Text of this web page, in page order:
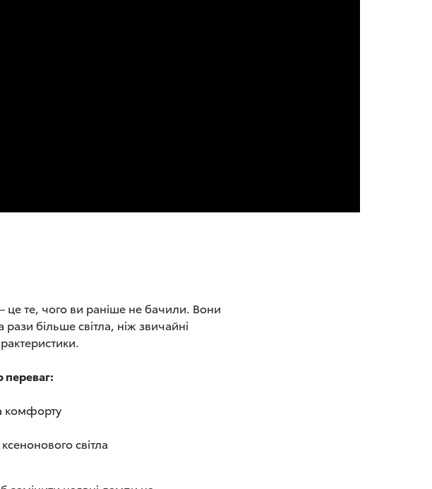
це те, чого ви раніше не бачили. Вони
більше світла, ніж звичайні
комфорту
світла